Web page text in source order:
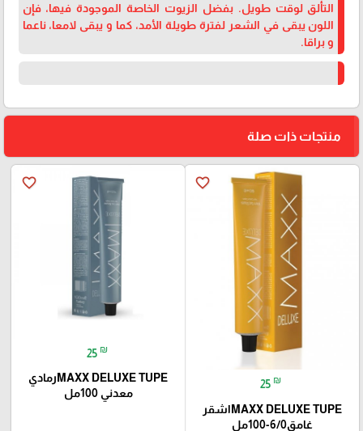
التألق لوقت طويل. بفضل الزيوت الخاصة الموجودة فيها، فإن
اللون يبقى في الشعر لفترة طويلة الأمد، كما و يبقى لامعا، ناعما
و براقا.
منتجات ذات صلة
favorite_border
25 ₪
MAXX DELUXE TUPEاشقر
غامق6/0-100مل
favorite_border
25 ₪
MAXX DELUXE TUPEرمادي
معدني 100مل